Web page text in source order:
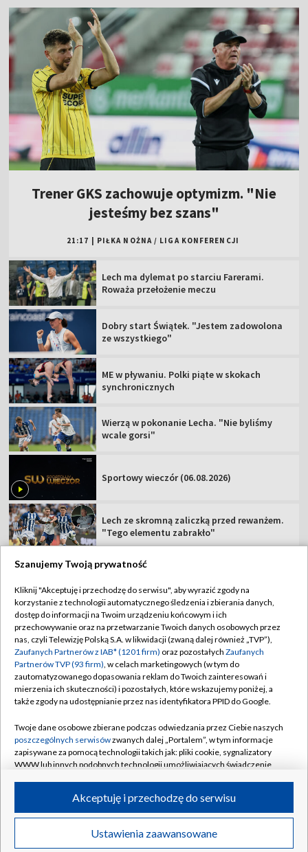
Transmisje Wideo
Trener GKS zachowuje optymizm. "Nie
jesteśmy bez szans"
21:17 PIŁKA NOŻNA / LIGA KONFERENCJI
Lech ma dylemat po starciu Farerami.
Roważa przełożenie meczu
Dobry start Świątek. "Jestem zadowolona
ze wszystkiego"
ME w pływaniu. Polki piąte w skokach
synchronicznych
Wierzą w pokonanie Lecha. "Nie byliśmy
wcale gorsi"
Sportowy wieczór (06.08.2026)
Lech ze skromną zaliczką przed rewanżem.
"Tego elementu zabrakło"
TVP
Abonament TVP
Sklep TVP
Biuro Reklamy
Oferta Handlowa
Emisja w TVP
Rada Programowa
Ogłoszenia przetargowe
Akademia Telewizyjna
Centrum informacji TVP
Regulamin TVP
Polityka prywatności
Moje zgody
Biuro reklamy
Kanały
©2026 Telewizja Polska Spółka Akcyjna w likwidacji
Szanujemy Twoją prywatność
Kliknij "Akceptuję i przechodzę do serwisu", aby wyrazić zgody na
korzystanie z technologii automatycznego śledzenia i zbierania danych,
dostęp do informacji na Twoim urządzeniu końcowym i ich
przechowywanie oraz na przetwarzanie Twoich danych osobowych przez
nas, czyli Telewizję Polską S.A. w likwidacji (zwaną dalej również „TVP”),
Zaufanych Partnerów z IAB* (1201 firm) oraz pozostałych Zaufanych
Partnerów TVP (93 firm), w celach marketingowych (w tym do
zautomatyzowanego dopasowania reklam do Twoich zainteresowań i
mierzenia ich skuteczności) i pozostałych, które wskazujemy poniżej, a
także zgody na udostępnianie przez nas identyfikatora PPID do Google.
Twoje dane osobowe zbierane podczas odwiedzania przez Ciebie naszych
poszczególnych serwisówzwanych dalej „Portalem”, w tym informacje
zapisywane za pomocą technologii takich jak: pliki cookie, sygnalizatory
WWW lub innych podobnych technologii umożliwiających świadczenie
ruchu w Internecie.
Twoje dane osobowe zbierane podczas odwiedzania przez Ciebie
poszczególnych serwisówna Portalu, takie jak adresy IP, identyfikatory
Ustawienia zaawansowane
Akceptuję i przechodzę do serwisu